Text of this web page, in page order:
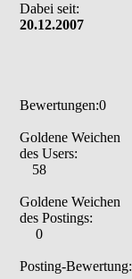
Dabei seit:
20.12.2007
Bewertungen:0
Goldene Weichen
des Users:
58
Goldene Weichen
des Postings:
0
Posting-Bewertung: